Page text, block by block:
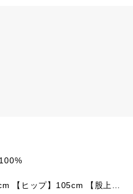
【ヒップ】105cm 【股上】